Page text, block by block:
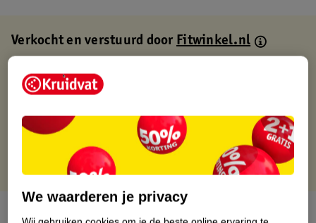
Verkocht en verstuurd doorFitwinkel.nl
Gratis thuisbezorgd
Gratis punten met je Kruidvat kaart
Over dit product
We waarderen je privacy